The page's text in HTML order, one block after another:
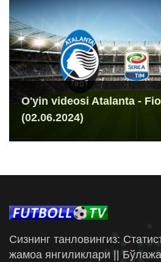
O'yin videosi Atalanta -
(02.06.2024)
Сизнинг танловингиз:
жамоа янгиликлари ||